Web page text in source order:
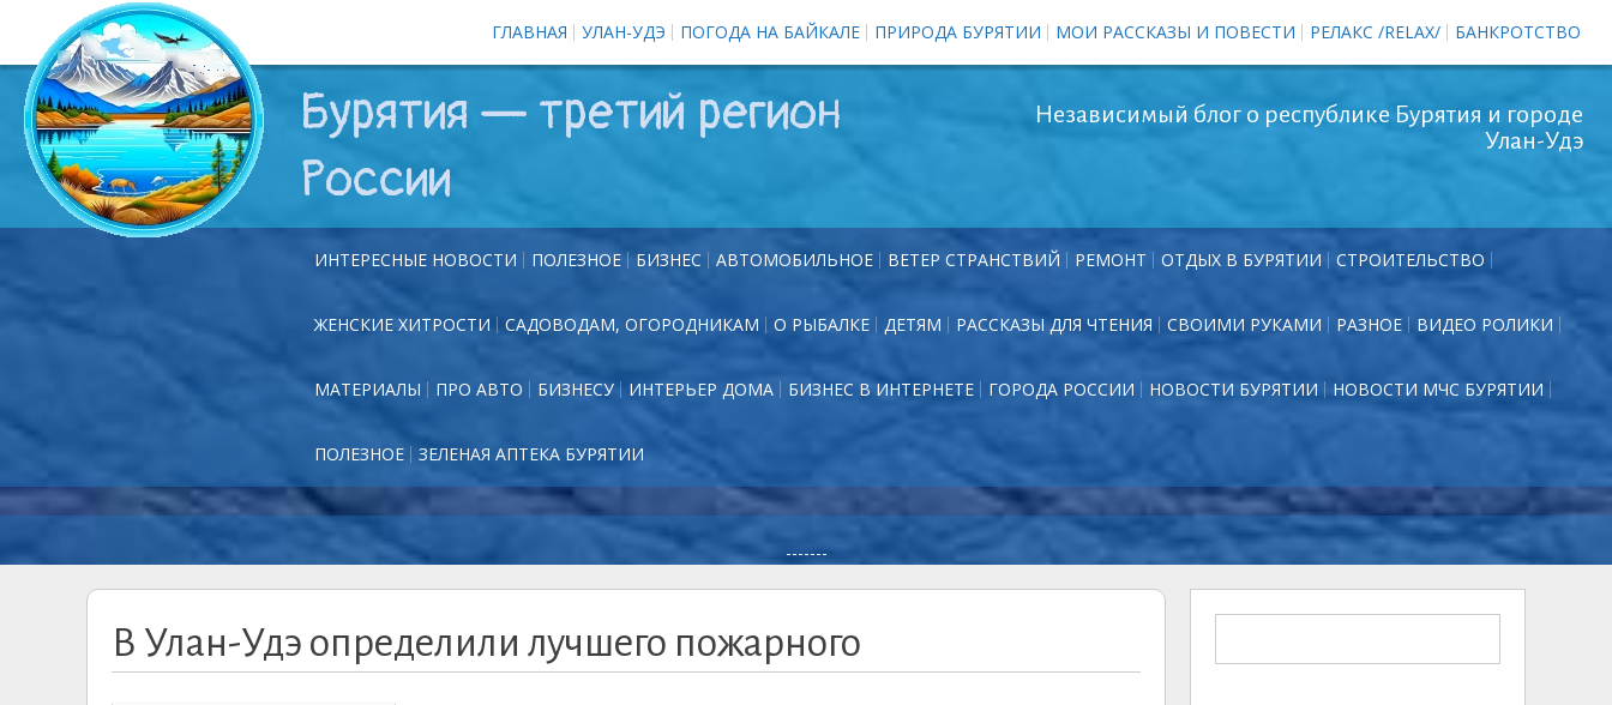
ГЛАВНАЯ УЛАН-УДЭ ПОГОДА НА БАЙКАЛЕ ПРИРОДА БУРЯТИИ МОИ РАССКАЗЫ И ПОВЕСТИ РЕЛАКС /RELAX/ БАНКРОТСТВО
Бурятия — третий регион
России
Независимый блог о республике Бурятия и городе
Улан-Удэ
ИНТЕРЕСНЫЕ НОВОСТИ ПОЛЕЗНОЕ БИЗНЕС АВТОМОБИЛЬНОЕ ВЕТЕР СТРАНСТВИЙ РЕМОНТ ОТДЫХ В БУРЯТИИ СТРОИТЕЛЬСТВО
ЖЕНСКИЕ ХИТРОСТИ САДОВОДАМ, ОГОРОДНИКАМ О РЫБАЛКЕ ДЕТЯМ РАССКАЗЫ ДЛЯ ЧТЕНИЯ СВОИМИ РУКАМИ РАЗНОЕ ВИДЕО РОЛИКИ
МАТЕРИАЛЫ ПРО АВТО БИЗНЕСУ ИНТЕРЬЕР ДОМА БИЗНЕС В ИНТЕРНЕТЕ ГОРОДА РОССИИ НОВОСТИ БУРЯТИИ НОВОСТИ МЧС БУРЯТИИ
ПОЛЕЗНОЕ ЗЕЛЕНАЯ АПТЕКА БУРЯТИИ
-------
В Улан-Удэ определили лучшего пожарного